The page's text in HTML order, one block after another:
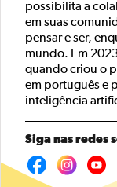
possibilita a
em suas
pensar e ser,
mundo. Em
quando criou o
em português e
inteligência
Siga nas redes